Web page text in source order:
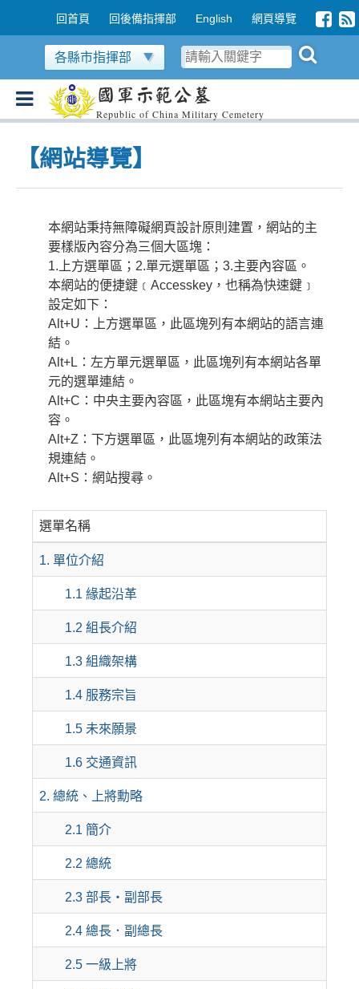
跳到主要內容區塊
回首頁 回後備指揮部 English 網頁導覽
國軍示範公墓
Republic of China Military Cemetery
各縣市指揮部
:::
【網站導覽】
本網站秉持無障礙網頁設計原則建置，網站的主
要樣版內容分為三個大區塊：
1.上方選單區；2.單元選單區；3.主要內容區。
本網站的便捷鍵﹝Accesskey，也稱為快速鍵﹞
設定如下：
Alt+U：上方選單區，此區塊列有本網站的語言連
結。
Alt+L：左方單元選單區，此區塊列有本網站各單
元的選單連結。
Alt+C：中央主要內容區，此區塊有本網站主要內
容。
Alt+Z：下方選單區，此區塊列有本網站的政策法
規連結。
Alt+S：網站搜尋。
選單名稱
1. 單位介紹
1.1 緣起沿革
1.2 組長介紹
1.3 組織架構
1.4 服務宗旨
1.5 未來願景
1.6 交通資訊
2. 總統、上將勳略
2.1 簡介
2.2 總統
2.3 部長‧副部長
2.4 總長．副總長
2.5 一級上將